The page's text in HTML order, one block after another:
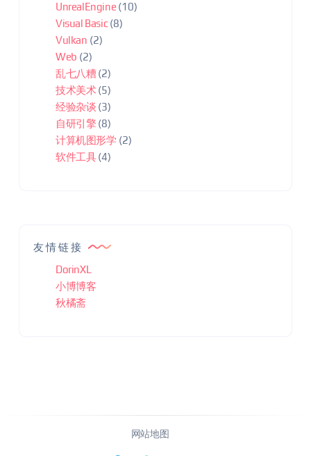
UnrealEngine (10)
Visual Basic(8)
Vulkan (2)
Web (2)
乱七八糟(2)
技术美术(5)
经验杂谈 (3)
自研引擎(8)
计算机图形学 (2)
软件工具(4)
友情链接
DorinXL
小博博客
秋橘斋
网站地图